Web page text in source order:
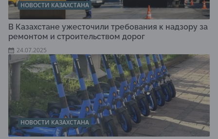
НОВОСТИ КАЗАХСТАНА
В Казахстане ужесточили требования к надзору за
ремонтом и строительством дорог
24.07.2025
НОВОСТИ КАЗАХСТАНА